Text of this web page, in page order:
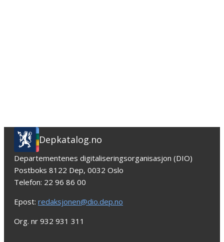
Depkatalog.no
Departementenes digitaliseringsorganisasjon (DIO)
Postboks 8122 Dep, 0032 Oslo
Telefon: 22 96 86 00
Epost: redaksjonen@dio.dep.no
Org. nr 932 931 311